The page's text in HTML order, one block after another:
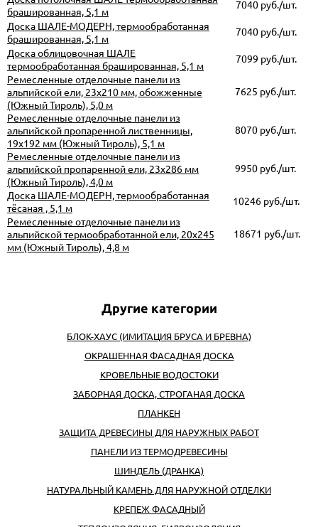
брашированная, 5,1 м
7040 руб./шт.
Доска ШАЛЕ-МОДЕРН, термообработанная
брашированная, 5,1 м
7040 руб./шт.
Доска облицовочная ШАЛЕ
термообработанная брашированная, 5,1 м
7099 руб./шт.
Ремесленные отделочные панели из
альпийской ели, 23х210 мм, обожженные
(Южный Тироль), 5,0 м
7625 руб./шт.
Ремесленные отделочные панели из
альпийской пропаренной лиственницы,
19х192 мм (Южный Тироль), 5,1 м
8070 руб./шт.
Ремесленные отделочные панели из
альпийской пропаренной ели, 23х286 мм
(Южный Тироль), 4,0 м
9950 руб./шт.
Доска ШАЛЕ-МОДЕРН, термообработанная
тёсаная , 5,1 м
10246 руб./шт.
Ремесленные отделочные панели из
альпийской термообработанной ели, 20х245
мм (Южный Тироль), 4,8 м
18671 руб./шт.
БЛОК-ХАУС (ИМИТАЦИЯ БРУСА И БРЕВНА)
ОКРАШЕННАЯ ФАСАДНАЯ ДОСКА
КРОВЕЛЬНЫЕ ВОДОСТОКИ
ЗАБОРНАЯ ДОСКА, СТРОГАНАЯ ДОСКА
ПЛАНКЕН
ЗАЩИТА ДРЕВЕСИНЫ ДЛЯ НАРУЖНЫХ РАБОТ
ПАНЕЛИ ИЗ ТЕРМОДРЕВЕСИНЫ
ШИНДЕЛЬ (ДРАНКА)
НАТУРАЛЬНЫЙ КАМЕНЬ ДЛЯ НАРУЖНОЙ ОТДЕЛКИ
КРЕПЕЖ ФАСАДНЫЙ